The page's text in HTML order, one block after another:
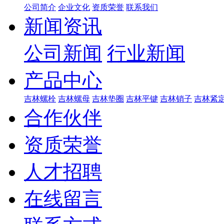
公司简介 企业文化 资质荣誉 联系我们
新闻资讯
公司新闻 行业新闻
产品中心
吉林螺栓 吉林螺母 吉林垫圈 吉林平键 吉林销子 吉林紧
合作伙伴
资质荣誉
人才招聘
在线留言